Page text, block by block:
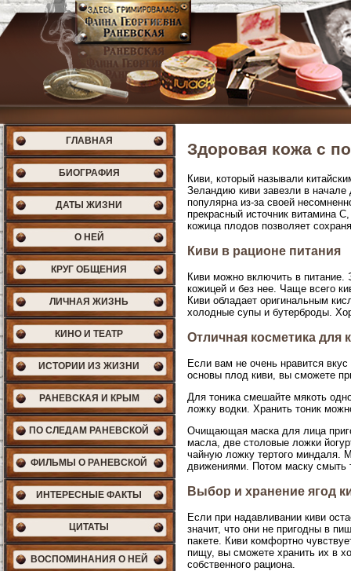
ГЛАВНАЯ
БИОГРАФИЯ
ДАТЫ ЖИЗНИ
О НЕЙ
КРУГ ОБЩЕНИЯ
ЛИЧНАЯ ЖИЗНЬ
КИНО И ТЕАТР
ИСТОРИИ ИЗ ЖИЗНИ
РАНЕВСКАЯ И КРЫМ
ПО СЛЕДАМ РАНЕВСКОЙ
ФИЛЬМЫ О РАНЕВСКОЙ
ИНТЕРЕСНЫЕ ФАКТЫ
ЦИТАТЫ
ВОСПОМИНАНИЯ О НЕЙ
Здоровая кожа с
Киви, который называли
Зеландию киви завезли в начале
популярна из-за своей
прекрасный источник витамина
кожица плодов позволяет
Киви в рационе питания
Киви можно включить в питание.
кожицей и без нее. Чаще всего
Киви обладает оригинальным
холодные супы и бутерброды.
Отличная косметика для
Если вам не очень нравится
основы плод киви, вы сможете
Для тоника смешайте мякоть
ложку водки. Хранить тоник
Очищающая маска для лица
масла, две столовые ложки
чайную ложку тертого миндаля.
движениями. Потом маску смыть
Выбор и хранение ягод
Если при надавливании киви
значит, что они не пригодны в
пакете. Киви комфортно
пищу, вы сможете хранить их в
собственного рациона.